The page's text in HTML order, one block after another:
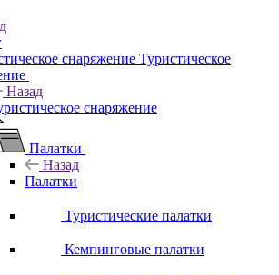
Туристическое
Назад
снаряжение
Палатки
Назад
Палатки
Туристические палатки
Кемпинговые палатки